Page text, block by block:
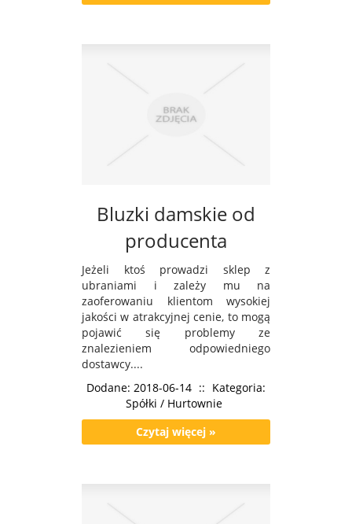
Bluzki damskie od
producenta
Jeżeli ktoś prowadzi sklep z
ubraniami i zależy mu na
zaoferowaniu klientom wysokiej
jakości w atrakcyjnej cenie, to mogą
pojawić się problemy ze
znalezieniem odpowiedniego
dostawcy....
Dodane: 2018-06-14 :: Kategoria:
Spółki / Hurtownie
Czytaj więcej »